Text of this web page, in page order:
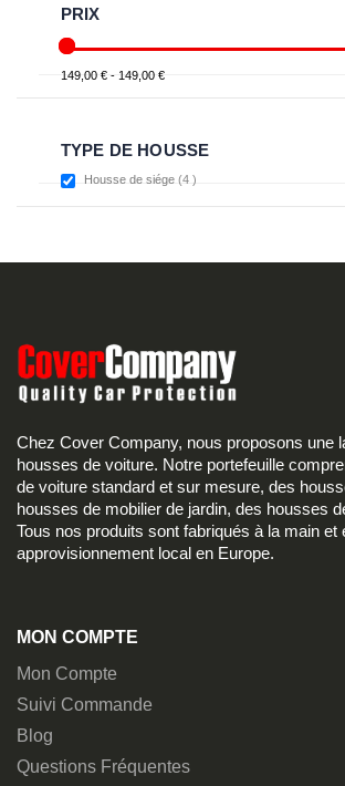
PRIX
149,00 € - 149,00 €
TYPE DE HOUSSE
Housse de siége 4 items
Chez Cover Company, nous proposons une
housses de voiture. Notre portefeuille
de voiture standard et sur mesure, des
housses de mobilier de jardin, des housses
Tous nos produits sont fabriqués à la main et
approvisionnement local en Europe.
MON COMPTE
Mon Compte
Suivi Commande
Blog
Questions Fréquentes